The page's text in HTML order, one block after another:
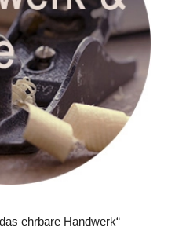
ehrbare Handwerk“